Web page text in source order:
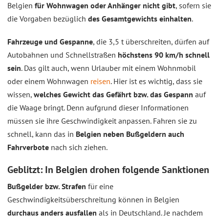
Belgien für Wohnwagen oder Anhänger nicht gibt, sofern sie
die Vorgaben bezüglich des Gesamtgewichts einhalten.
Fahrzeuge und Gespanne, die 3,5 t überschreiten, dürfen auf
Autobahnen und Schnellstraßen höchstens 90 km/h schnell
sein. Das gilt auch, wenn Urlauber mit einem Wohnmobil
oder einem Wohnwagen reisen. Hier ist es wichtig, dass sie
wissen, welches Gewicht das Gefährt bzw. das Gespann auf
die Waage bringt. Denn aufgrund dieser Informationen
müssen sie ihre Geschwindigkeit anpassen. Fahren sie zu
schnell, kann das in Belgien neben Bußgeldern auch
Fahrverbote nach sich ziehen.
Geblitzt: In Belgien drohen folgende Sanktionen
Bußgelder bzw. Strafen für eine
Geschwindigkeitsüberschreitung können in Belgien
durchaus anders ausfallen als in Deutschland. Je nachdem